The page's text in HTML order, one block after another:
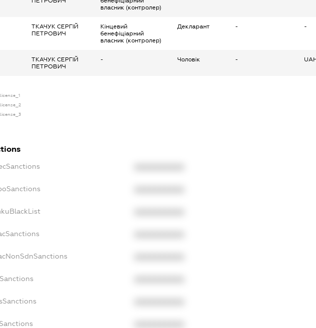
власник (контролер)
ТКАЧУК СЕРГІЙ
ПЕТРОВИЧ
Кінцевий
бенефіціарний
власник (контролер)
Декларант - -
ТКАЧУК СЕРГІЙ
ПЕТРОВИЧ
- Чоловік -